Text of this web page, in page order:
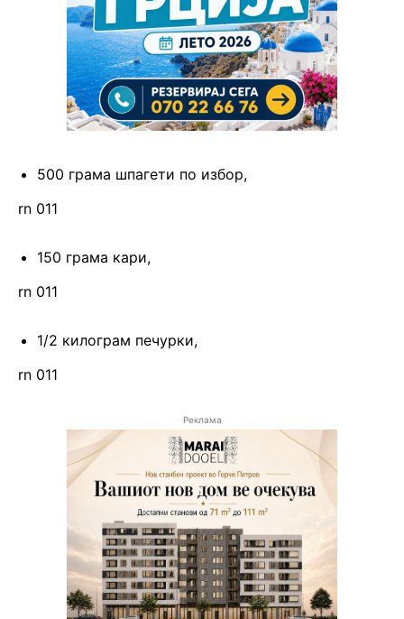
500 грама шпагети по избор,
rn 011
150 грама кари,
rn 011
1/2 килограм печурки,
rn 011
Реклама